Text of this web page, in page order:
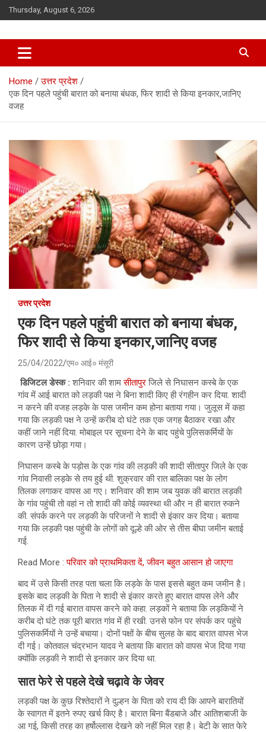
Skip
to
Thursday, August 6, 2026
Home
उत्तर प्रदेश
एक दिन पहले पहुंची बारात को बनाया बंधक, फिर शादी से किया इनकार,जानिए
वजह
उत्तर प्रदेश
एक दिन पहले पहुंची बारात को बनाया बंधक,
फिर शादी से किया इनकार,जानिए वजह
25/04/2022 एम० आई० मंसूरी
डिजिटल डेस्क : शनिवार की शामसीतापुरजिले से निघासन कस्बे के एक
गांव में आई बारात को लड़की पक्ष ने बिना शादी किए ही रंगहीन कर दिया. शादी
न करने की वजह लड़के के पास जमीन कम होना बताया गया। जुलूस में कहा
गया कि लड़की पक्ष ने उन्हें करीब दो घंटे तक एक जगह बैठाकर रखा और
कहीं जाने नहीं दिया. मोबाइल पर सूचना देने के बाद पहुंचे पुलिसकर्मियों के
कारण उन्हें छोड़ा गया।
निघासन कस्बे के पड़ोस के एक गांव की लड़की की शादी सीतापुर जिले के एक
गांव निवासी लड़के से तय हुई थी. शुक्रवार की रात बालिका पक्ष के लोग
तिलक लगाकर वापस आ गए। शनिवार की शाम जब युवक की बारात लड़की
के गांव पहुंची तो वहां न तो शादी की कोई व्यवस्था थी और न ही बारात रुकने
की. संपर्क करने पर लड़की के परिजनों ने शादी से इंकार कर दिया। बताया
गया कि लड़की पक्ष पहुंची के लोगों को दूल्हे की ओर से तीस बीघा जमीन बताई
गई.
Read More :परिवार को प्राथमिकता दें, जीवन बहुत आसान हो जाएगा
बाद में उसे किसी तरह पता चला कि लड़के के पास इससे बहुत कम जमीन है।
इसके बाद लड़की के पिता ने शादी से इंकार करते हुए बारात वापस लेने और
तिलक में दी गई बारात वापस करने को कहा. लड़कों ने बताया कि लड़कियों ने
करीब दो घंटे तक पूरी बारात गांव में ही रखी. उनसे फोन पर संपर्क कर पहुंचे
पुलिसकर्मियों ने उन्हें बचाया। दोनों पक्षों के बीच सुलह के बाद बारात वापस भेज
दी गई। कोतवाल चंद्रभान यादव ने बताया कि बारात को वापस भेज दिया गया
क्योंकि लड़की ने शादी से इनकार कर दिया था.
सात फेरे से पहले देखे चढ़ावे के जेवर
लड़की पक्ष के कुछ रिश्तेदारों ने दुल्हन के पिता को राय दी कि आपने बारातियों
के स्वागत में इतने रुपए खर्च किए है। बारात बिना बैंडबाजे और आतिशबाजी के
आ गई, किसी तरह का हर्षोल्लास देखने को नहीं मिल रहा है। बेटी के सात फेरे